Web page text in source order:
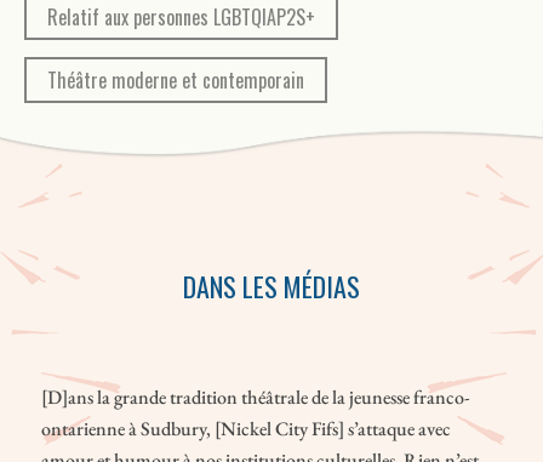
Relatif aux personnes LGBTQIAP2S+
Théâtre moderne et contemporain
DANS LES MÉDIAS
[D]ans la grande tradition théâtrale de la jeunesse franco-
ontarienne à Sudbury, [Nickel City Fifs] s’attaque avec